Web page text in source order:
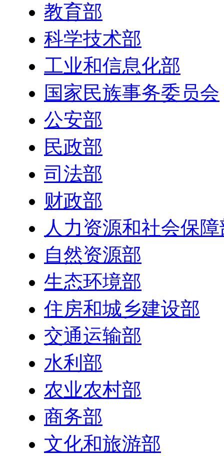
教育部
科学技术部
工业和信息化部
国家民族事务委员会
公安部
民政部
司法部
财政部
人力资源和社会保
自然资源部
生态环境部
住房和城乡建设部
交通运输部
水利部
农业农村部
商务部
文化和旅游部